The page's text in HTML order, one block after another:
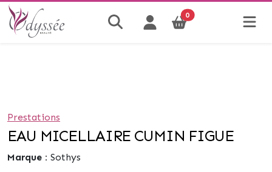
0
Prestations
EAU MICELLAIRE CUMIN FIGUE
Marque : Sothys